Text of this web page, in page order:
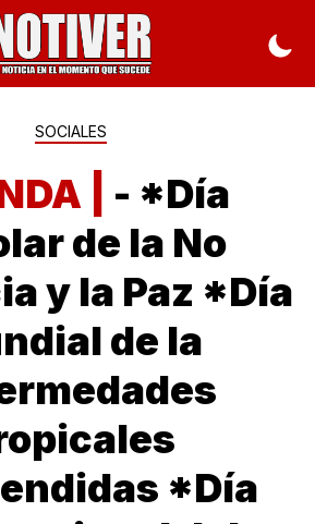
SOCIALES
| - *Día
de la No
y la Paz *Día
de la
*Día